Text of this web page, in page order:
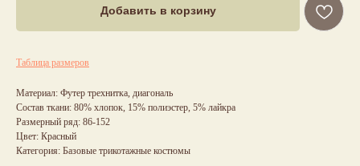
Добавить в корзину
Таблица размеров
Материал: Футер трехнитка, диагональ
Состав ткани: 80% хлопок, 15% полиэстер, 5% лайкра
Размерный ряд: 86-152
Цвет: Красный
Категория: Базовые трикотажные костюмы